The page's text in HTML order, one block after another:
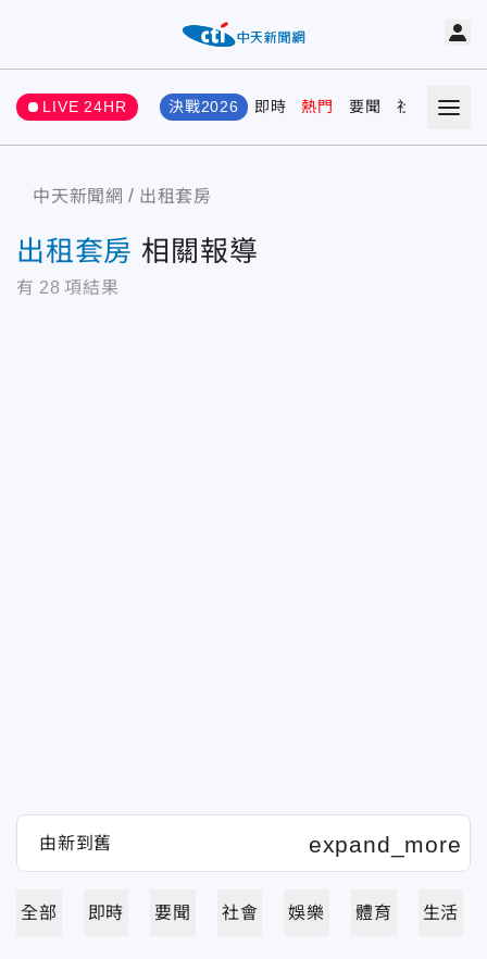
LIVE 24HR 決戰2026 即時 熱門 要聞 社會 娛樂
中天新聞網 出租套房
出租套房 相關報導
有 28 項結果
全部 即時 要聞 社會 娛樂 體育 生活